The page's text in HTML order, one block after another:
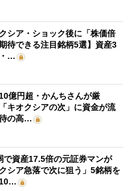
クシア・ショック後に「株価倍
待できる注目銘柄5選】資産3
…
10億円超・かんちさんが厳
キオクシアの次」に資金が流
の高…
で資産17.5倍の元証券マンが
クシア急落で次に狙う」5銘柄を